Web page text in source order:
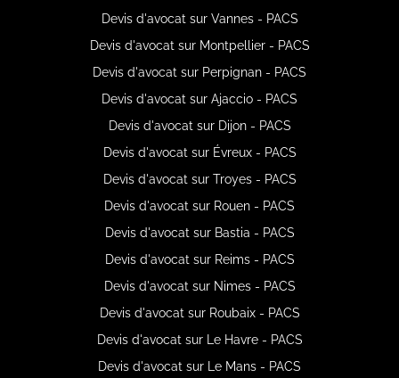
Devis d'avocat sur Vannes - PACS
Devis d'avocat sur Montpellier - PACS
Devis d'avocat sur Perpignan - PACS
Devis d'avocat sur Ajaccio - PACS
Devis d'avocat sur Dijon - PACS
Devis d'avocat sur Évreux - PACS
Devis d'avocat sur Troyes - PACS
Devis d'avocat sur Rouen - PACS
Devis d'avocat sur Bastia - PACS
Devis d'avocat sur Reims - PACS
Devis d'avocat sur Nimes - PACS
Devis d'avocat sur Roubaix - PACS
Devis d'avocat sur Le Havre - PACS
Devis d'avocat sur Le Mans - PACS